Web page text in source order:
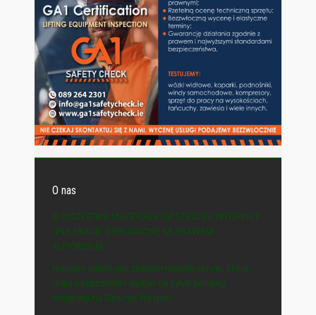
O nas
© WSZYSTKIE MATERIAŁY NA STRONIE WYDAWCY
„POLSKA-IE” CHRONIONE SĄ PRAWEM
AUTORSKIM.
Naszym celem jest prezentowanie spraw, które
mają bezpośredni wpływ na życie polskiej
emigracji na Zielonej Wyspie.